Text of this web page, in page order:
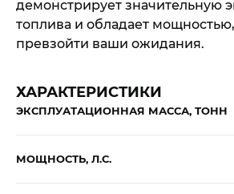
демонстрирует значительную
топлива и обладает
превзойти ваши ожидания.
ХАРАКТЕРИСТИКИ
ЭКСПЛУАТАЦИОННАЯ МАССА, ТОНН
МОЩНОСТЬ, Л.С.